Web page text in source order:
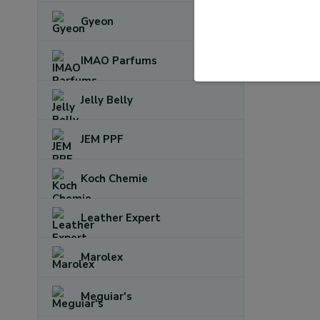
Gyeon
IMAO Parfums
Jelly Belly
JEM PPF
Koch Chemie
Leather Expert
Marolex
Meguiar's